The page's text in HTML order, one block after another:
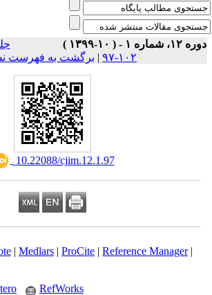
۱۲، شماره ۱ - ( ۱۰-۱۳۹۹ )
۱۰۲-۹۷
|برگشت به فهرست
‎ 10.22088/cjim.12.1.97
|Medlars|ProCite|Reference Manager
RefWorks